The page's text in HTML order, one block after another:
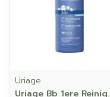
Uriage
Uriage Bb 1ere Reinig.